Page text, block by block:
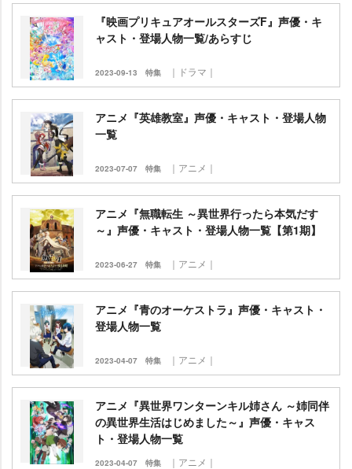
『映画プリキュアオールスターズF』声優・キ
ャスト・登場人物一覧/あらすじ
2023-09-13 特集 ｜ドラマ｜
アニメ『英雄教室』声優・キャスト・登場人物
一覧
2023-07-07 特集 ｜アニメ｜
アニメ『無職転生 ～異世界行ったら本気だす
～』声優・キャスト・登場人物一覧【第1期】
2023-06-27 特集 ｜アニメ｜
アニメ『青のオーケストラ』声優・キャスト・
登場人物一覧
2023-04-07 特集 ｜アニメ｜
アニメ『異世界ワンターンキル姉さん ～姉同伴
の異世界生活はじめました～』声優・キャス
ト・登場人物一覧
2023-04-07 特集 ｜アニメ｜